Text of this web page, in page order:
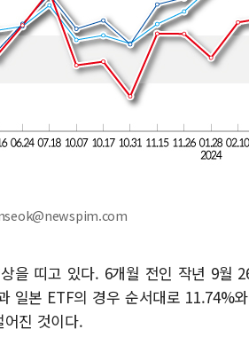
을 띠고 있다. 6개월 전인 작년 9월
일본 ETF의 경우 순서대로 11.74%
진 것이다.